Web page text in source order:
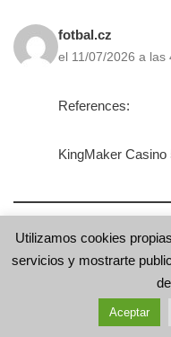
fotbal.cz
el 11/07/2026 a las
References:
KingMaker Casino
cse.google.co.ls
el 11/07/2026 a las
References:
Utilizamos cookies
servicios y mostrarte
Aceptar